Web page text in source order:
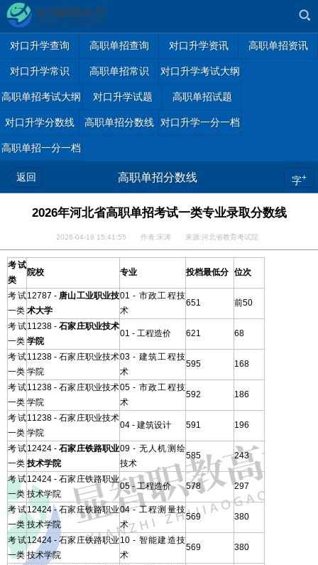
对口升学查询 高职单招查询 对口升学资讯 高职单招资讯
对口升学常识 高职单招常识 对口升学考试大纲
高职单招考试大纲 对口升学试题 高职单招试题
对口升学分数线 高职单招分数线 对口升学一分一档
高职单招一分一档
返回 高职单招分数线 字+
2026年河北省高职单招考试一类专业录取分数线
2026-04-18 15:41:55 作者:宋涛 来源:河北省教育考试院
考试
类
院校 专业 投档最低分 位次
考试
一类
12787 - 唐山工业职业技
术大学
01 - 市政工程技
术
651 前50
考试
一类
11238 -石家庄职业技术
学院
01 - 工程造价 621 68
考试
一类
11238 - 石家庄职业技术
学院
03 - 建筑工程技
术
595 168
考试
一类
11238 - 石家庄职业技术
学院
05 - 市政工程技
术
592 186
考试
一类
11238 - 石家庄职业技术
学院
04 - 建筑设计 591 196
考试
一类
12424 -石家庄铁路职业
技术学院
09 - 无人机测绘
技术
585 243
考试
一类
12424 - 石家庄铁路职业
技术学院
05 - 工程造价 578 297
考试
一类
12424 - 石家庄铁路职业
技术学院
04 - 工程测量技
术
569 380
考试
一类
12424 - 石家庄铁路职业
技术学院
10 - 智能建造技
术
569 380